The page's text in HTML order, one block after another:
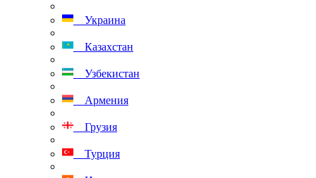
Украина
Казахстан
Узбекистан
Армения
Грузия
Турция